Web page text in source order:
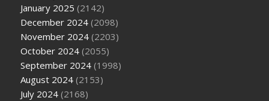
January 2025 (2142)
December 2024 (2098)
November 2024 (2203)
October 2024 (2055)
September 2024 (1998)
August 2024 (2153)
July 2024 (2168)